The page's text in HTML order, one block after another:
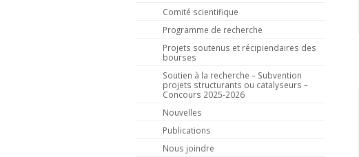
Comité scientifique
Programme de recherche
Projets soutenus et récipiendaires des
bourses
Soutien à la recherche – Subvention
projets structurants ou catalyseurs –
Concours 2025-2026
Nouvelles
Publications
Nous joindre